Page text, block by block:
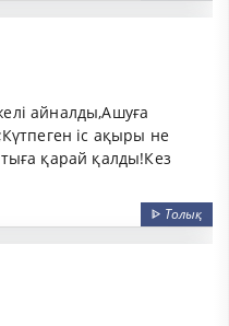
айналды,Ашуға
іс ақыры не
қарай қалды!Кез
ᐈ Толық